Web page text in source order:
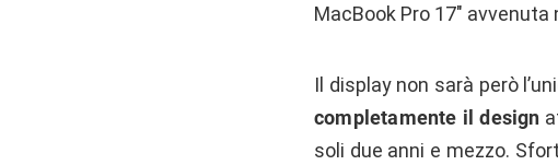
MacBook Pro 17″ avvenuta
Il display non sarà però
completamente il design
soli due anni e mezzo.